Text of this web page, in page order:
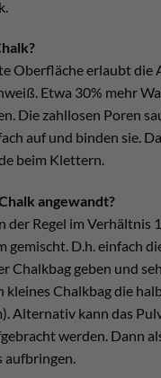
Oberfläche erlaubt die
Etwa 30% mehr
Die zahllosen Poren
auf und binden sie.
beim Klettern.
angewandt?
der Regel im Verhältnis
gemischt. D.h. einfach
Chalkbag geben und
kleines Chalkbag die
Alternativ kann das
werden. Dann
aufbringen.